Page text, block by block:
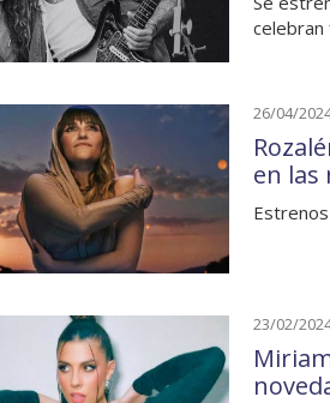
celebran
26/04/
en las
23/02/